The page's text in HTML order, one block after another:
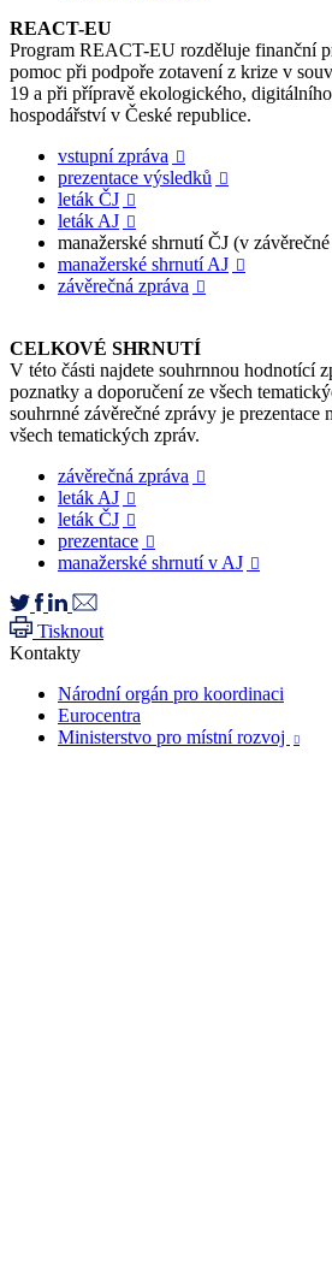
REACT-EU
Program REACT-EU rozděluje finanční
pomoc při podpoře zotavení z krize v
19 a při přípravě ekologického,
hospodářství v České republice.
vstupní zpráva 
prezentace výsledků 
leták ČJ 
leták AJ 
manažerské shrnutí ČJ (v
manažerské shrnutí AJ 
závěrečná zpráva 
CELKOVÉ SHRNUTÍ
V této části najdete souhrnnou hodnotící
poznatky a doporučení ze všech
souhrnné závěrečné zprávy je prezentace
všech tematických zpráv.
závěrečná zpráva 
leták AJ 
leták ČJ 
prezentace 
manažerské shrnutí v AJ 
Tisknout
Kontakty
Národní orgán pro koordinaci
Eurocentra
Ministerstvo pro místní rozvoj
